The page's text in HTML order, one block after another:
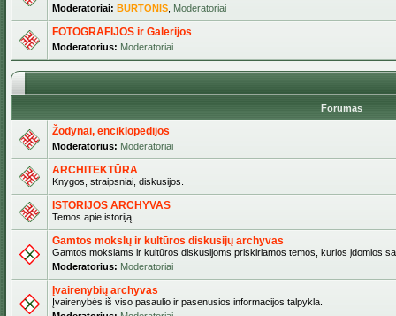
Moderatoriai: BURTONIS Moderatoriai
FOTOGRAFIJOS ir Galerijos
Moderatorius: Moderatoriai
Forumas
Žodynai, enciklopedijos
Moderatorius: Moderatoriai
ARCHITEKTŪRA
Knygos, straipsniai, diskusijos.
ISTORIJOS ARCHYVAS
Temos apie istoriją
Gamtos mokslų ir kultūros diskusijų archyvas
Gamtos mokslams ir kultūros diskusijoms priskiriamos temos, kurios įdomios
Moderatorius: Moderatoriai
Įvairenybių archyvas
Įvairenybės iš viso pasaulio ir pasenusios informacijos talpykla.